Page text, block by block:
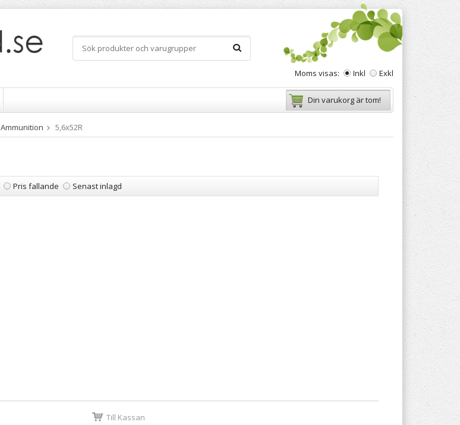
Moms visas: Inkl Exkl
Din varukorg är tom!
Ammunition 5,6x52R
Pris fallande Senast inlagd
Till Kassan